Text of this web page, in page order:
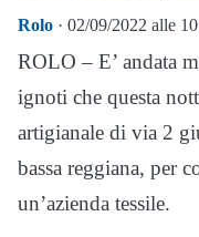
Rolo · 02/09/2022 alle
ROLO – E’ andata
ignoti che questa
artigianale di via 2
bassa reggiana, per
un’azienda tessile.